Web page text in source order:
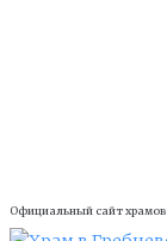
Официальный сайт храмов